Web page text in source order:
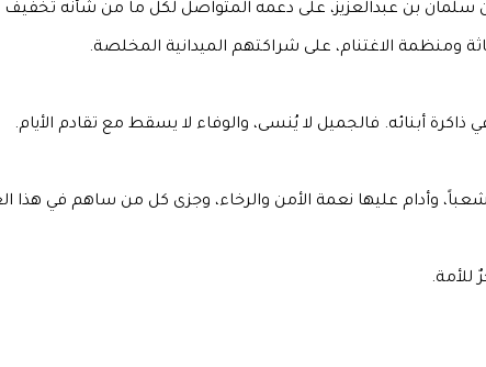
بن عبدالعزيز، على دعمه المتواصل لكل ما من شأنه تخفيف
ومنظمة الاغتنام، على شراكتهم الميدانية المخلصة.
أبنائه. فالجميل لا يُنسى، والوفاء لا يسقط مع تقادم الأيام.
وأدام عليها نعمة الأمن والرخاء، وجزى كل من ساهم في هذا
للأمة.